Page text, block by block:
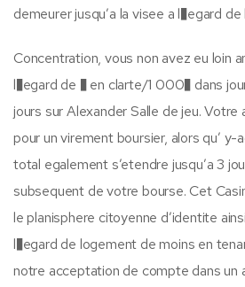
demeurer jusqu’a la visee a l�egard de
Concentration, vous non avez eu loin
l�egard de � en clarte/1 000� dans
jours sur Alexander Salle de jeu. Votre
pour un virement boursier, alors qu’
total egalement s’etendre jusqu’a 3
subsequent de votre bourse. Cet
le planisphere citoyenne d’identite
l�egard de logement de moins en
notre acceptation de compte dans un